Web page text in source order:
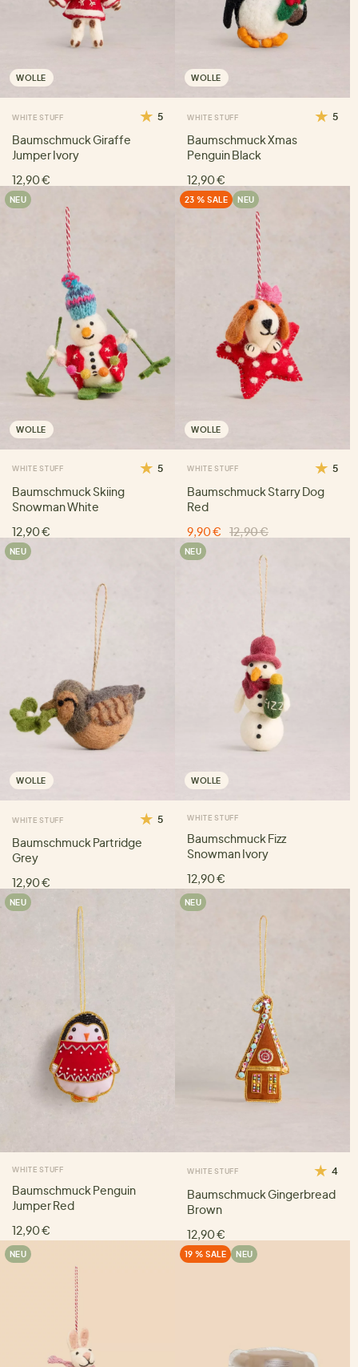
WOLLE
WHITE STUFF 5
Baumschmuck Giraffe
Jumper Ivory
12,90 €
WOLLE
WHITE STUFF 5
Baumschmuck Xmas
Penguin Black
12,90 €
NEU
WOLLE
WHITE STUFF 5
Baumschmuck Skiing
Snowman White
12,90 €
23 % SALE NEU
WOLLE
WHITE STUFF 5
Baumschmuck Starry Dog
Red
9,90 €
12,90 €
NEU
WOLLE
WHITE STUFF 5
Baumschmuck Partridge
Grey
12,90 €
NEU
WOLLE
WHITE STUFF
Baumschmuck Fizz
Snowman Ivory
12,90 €
NEU
WHITE STUFF
Baumschmuck Penguin
Jumper Red
12,90 €
NEU
WHITE STUFF 4
Baumschmuck Gingerbread
Brown
12,90 €
NEU 19 % SALE NEU